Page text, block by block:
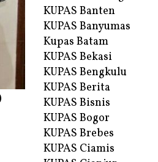
KUPAS Banten
KUPAS Banyumas
Kupas Batam
KUPAS Bekasi
KUPAS Bengkulu
KUPAS Berita
KUPAS Bisnis
KUPAS Bogor
KUPAS Brebes
KUPAS Ciamis